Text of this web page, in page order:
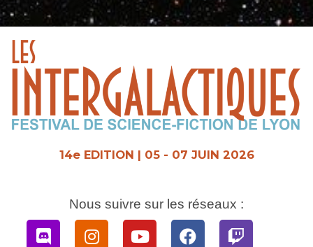
Aller
au
14e EDITION | 05 - 07 JUIN 2026
Nous suivre sur les réseaux :
DiscordInstagramYoutubeFacebookTwitch